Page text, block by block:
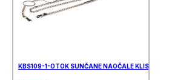
KBS109-1-OTOK SUNČANE NAOČALE KLISAB